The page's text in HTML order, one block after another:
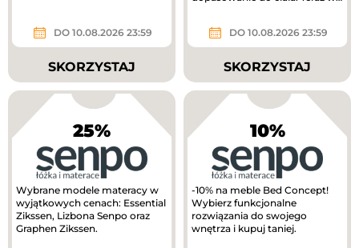
DO 10.08.2026 23:59
SKORZYSTAJ
DO 10.08.2026 23:59
SKORZYSTAJ
25%
Wybrane modele materacy w
wyjątkowych cenach: Essential
Zikssen, Lizbona Senpo oraz
Graphen Zikssen.
10%
-10% na meble Bed Concept!
Wybierz funkcjonalne
rozwiązania do swojego
wnętrza i kupuj taniej.